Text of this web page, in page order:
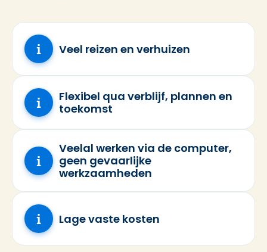
Veel reizen en verhuizen
Flexibel qua verblijf, plannen en
toekomst
Veelal werken via de computer,
geen gevaarlijke
werkzaamheden
Lage vaste kosten